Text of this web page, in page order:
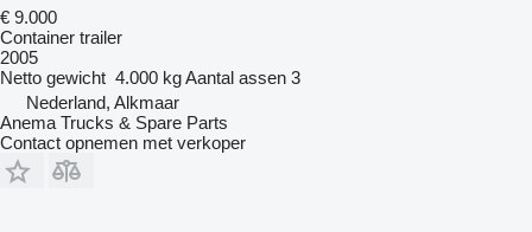
€ 9.000
Container trailer
2005
Netto gewicht 4.000 kgAantal assen 3
Nederland, Alkmaar
Anema Trucks & Spare Parts
Contact opnemen met verkoper